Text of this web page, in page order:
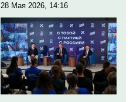
28 Мая 2026, 14:16